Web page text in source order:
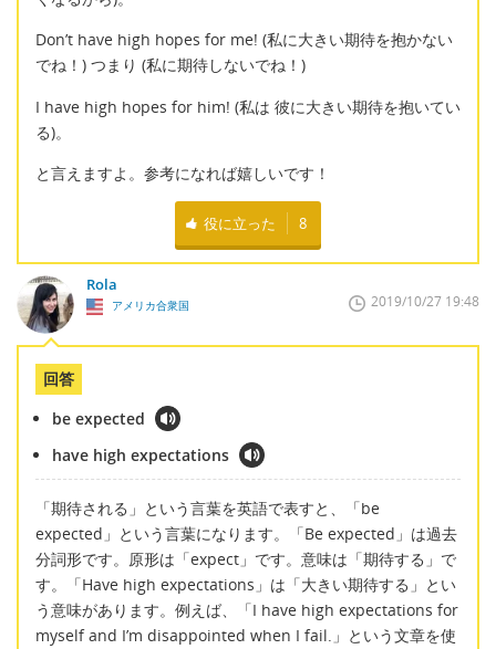
Don’t have high hopes for me! (私に大きい期待を抱かない
でね！) つまり (私に期待しないでね！)
I have high hopes for him! (私は 彼に大きい期待を抱いてい
る)。
と言えますよ。参考になれば嬉しいです！
役に立った 8
Rola
アメリカ合衆国 2019/10/27 19:48
回答
be expected
have high expectations
「期待される」という言葉を英語で表すと、「be
expected」という言葉になります。「Be expected」は過去
分詞形です。原形は「expect」です。意味は「期待する」で
す。「Have high expectations」は「大きい期待する」とい
う意味があります。例えば、「I have high expectations for
myself and I’m disappointed when I fail.」という文章を使